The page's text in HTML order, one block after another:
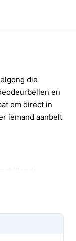
die
en
om direct in
iemand aanbelt
veiligheid
in
wat zorgt